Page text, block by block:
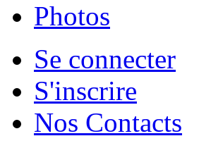
Photos
Se connecter
S'inscrire
Nos Contacts